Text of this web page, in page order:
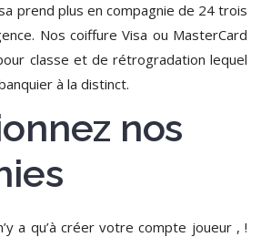
prend plus en compagnie de 24 trois
Nos coiffure Visa ou MasterCard
classe et de rétrogradation lequel
à la distinct.
nos
a qu’à créer votre compte joueur , !